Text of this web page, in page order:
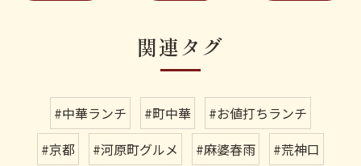
関連タグ
#中華ランチ #町中華
#お値打ちランチ
#京都
#河原町グルメ #麻婆春雨 #荒神口